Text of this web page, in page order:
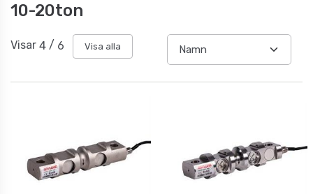
10-20ton
Visar 4 / 6 Visa alla